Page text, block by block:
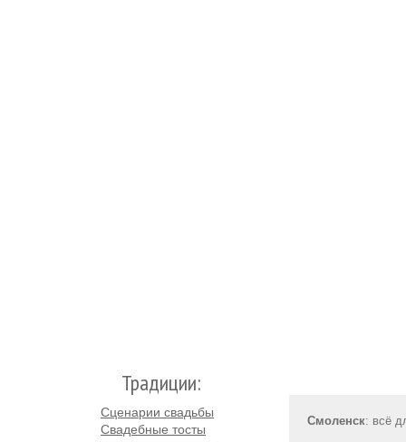
Традиции:
Сценарии свадьбы
Свадебные тосты
Смоленск: всё